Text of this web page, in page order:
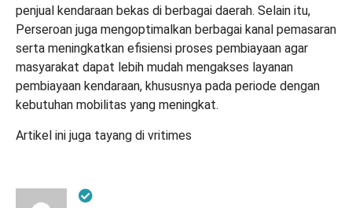
penjual kendaraan bekas di berbagai daerah. Selain itu,
Perseroan juga mengoptimalkan berbagai kanal pemasaran
serta meningkatkan efisiensi proses pembiayaan agar
masyarakat dapat lebih mudah mengakses layanan
pembiayaan kendaraan, khususnya pada periode dengan
kebutuhan mobilitas yang meningkat.
Artikel ini juga tayang di vritimes